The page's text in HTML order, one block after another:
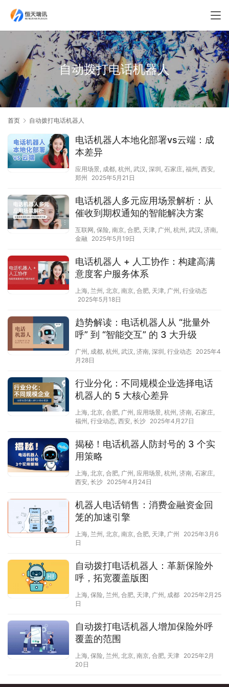
自动拨打电话机器人
首页 自动拨打电话机器人
电话机器人本地化部署vs云端：成
本差异
应用场景, 成都, 杭州 , 武汉 , 深圳 , 石家庄, 福州 , 西安,
郑州
2025年5月21日
电话机器人多元应用场景解析：从
催收到期权通知的智能解决方案​
互联网, 保险, 南京, 合肥, 天津, 广州 , 杭州 , 武汉 , 济南,
金融
2025年5月19日
电话机器人 + 人工协作：构建高满
意度客户服务体系​
上海, 兰州 , 北京, 南京, 合肥, 天津, 广州 , 行业动态
2025年5月18日
趋势解读：电话机器人从 “批量外
呼” 到 “智能交互” 的 3 大升级​
广州 , 成都, 杭州 , 武汉 , 济南, 深圳 , 行业动态
2025年4
月28日
行业分化：不同规模企业选择电话
机器人的 5 大核心差异
上海, 北京, 合肥, 广州 , 应用场景, 杭州 , 济南, 石家庄,
福州 , 行业动态, 西安, 长沙 2025年4月27日
揭秘！电话机器人防封号的 3 个实
用策略
上海, 北京, 合肥, 广州 , 应用场景, 杭州 , 济南, 石家庄,
西安, 长沙 2025年4月24日
机器人电话销售：消费金融资金回
笼的加速引擎
上海, 兰州 , 北京, 南京, 合肥, 天津, 广州
2025年3月6
日
自动拨打电话机器人：革新保险外
呼，拓宽覆盖版图
上海, 保险, 兰州 , 合肥, 天津, 广州 , 成都 2025年2月25
日
自动拨打电话机器人增加保险外呼
覆盖的范围
上海, 保险, 兰州 , 北京, 南京, 合肥, 天津 2025年2月
20日